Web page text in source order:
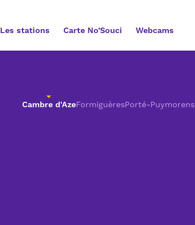
Les stations Carte No’Souci Webcams
Cambre d'AzeFormiguèresPorté-Puymorens